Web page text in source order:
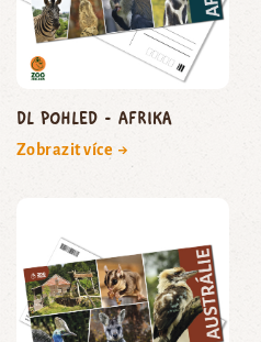
DL pohled - Afrika
Zobrazit více →